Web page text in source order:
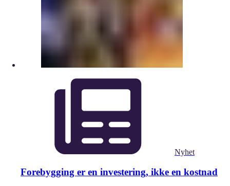
Nyhet
Forebygging er en investering, ikke en kostnad